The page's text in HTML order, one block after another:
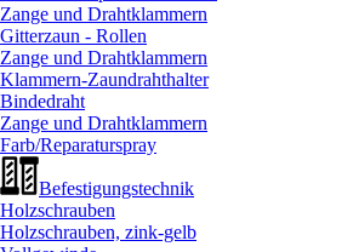
Zange und Drahtklammern
Gitterzaun - Rollen
Zange und Drahtklammern
Klammern-Zaundrahthalter
Bindedraht
Zange und Drahtklammern
Farb/Reparaturspray
Befestigungstechnik
Holzschrauben
Holzschrauben, zink-gelb